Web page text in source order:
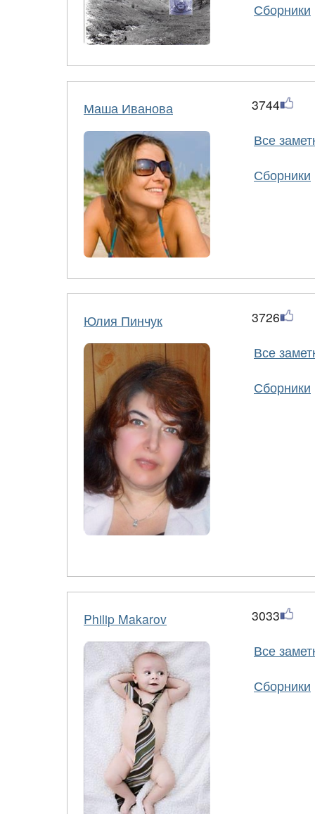
Сборники
Маша Иванова
3744
Все
Сборники
Юлия Пинчук
3726
Все
Сборники
Philip Makarov
3033
Все
Сборники